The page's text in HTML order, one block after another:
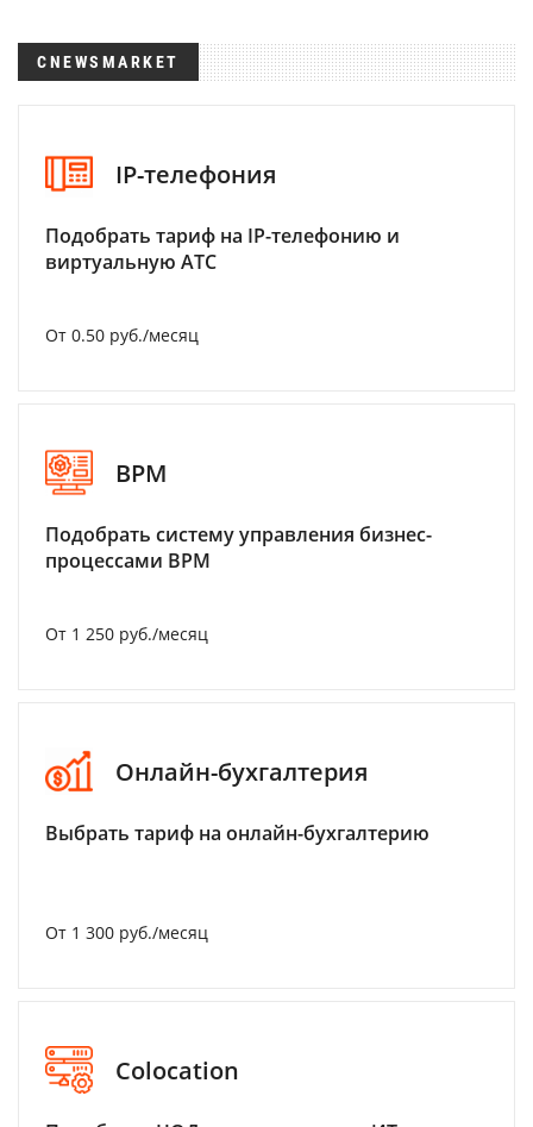
CNEWSMARKET
IP-телефония
Подобрать тариф на IP-телефонию и
виртуальную АТС
От 0.50 руб./месяц
BPM
Подобрать систему управления бизнес-
процессами BPM
От 1 250 руб./месяц
Онлайн-бухгалтерия
Выбрать тариф на онлайн-бухгалтерию
От 1 300 руб./месяц
Colocation